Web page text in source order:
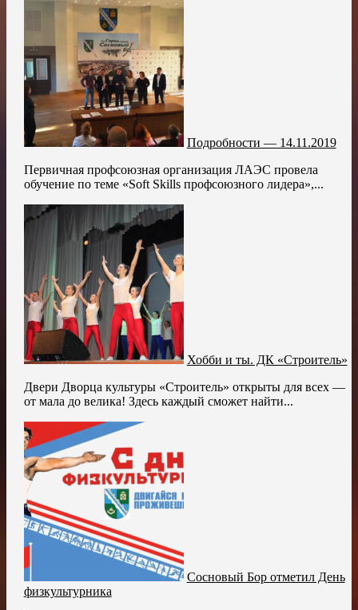
Подробности — 14.11.2019
Первичная профсоюзная организация ЛАЭС провела
обучение по теме «Soft Skills профсоюзного лидера»,...
Хобби и ты. ДК «Строитель»
Двери Дворца культуры «Строитель» открыты для всех —
от мала до велика! Здесь каждый сможет найти...
Сосновый Бор отметил День
физкультурника